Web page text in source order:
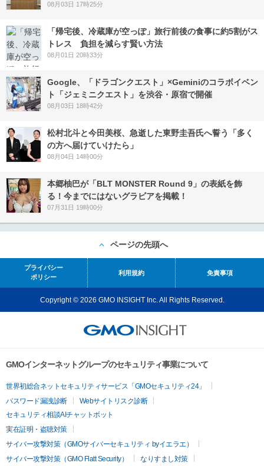
08月03日 17時25分
「帰宅後、冷蔵庫が空っぽ」旅行前後の食事に約5割がス
トレス 負担を減らす賢い方法
08月01日 20時33分
Google、「ドラゴンクエスト」×Geminiのコラボイベン
ト「ジェミニクエスト」を渋谷・原宿で開催
08月03日 18時42分
松村北斗と今田美桜、急逝した東野圭吾氏へ誓う「多く
の方へ届けていけたら」
08月04日 14時00分
本郷柚巴が「BLT MONSTER Round 9」の表紙を飾
る！今までにはないグラビアを掲載！
07月31日 19時00分
ページの先頭へ
プライバシー
ポリシー
利用規約 免責事項
Copyright © 2026 GMO INSIGHT Inc. All Rights Reserved.
GMOインターネットグループのセキュリティ事業について
世界初総合ネットセキュリティサービス「GMOセキュリティ24」
パスワード漏洩診断
Webサイトリスク診断
セキュリティ相談AIチャットボット
実在証明・盗聴対策
サイバー攻撃対策（GMOサイバーセキュリティ byイエラエ）
サイバー攻撃対策（GMO Flatt Security）
なりすまし対策